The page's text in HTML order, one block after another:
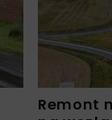
Remont